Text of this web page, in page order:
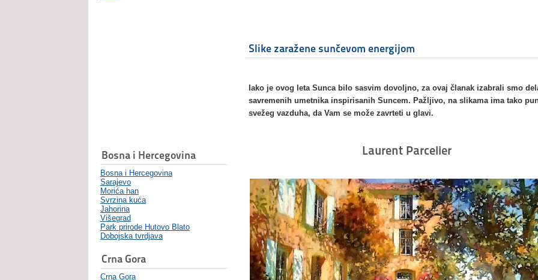
Bosna i Hercegovina
Bosna i Hercegovina
Sarajevo
Morića han
Svrzina kuća
Jahorina
Višegrad
Park prirode Hutovo Blato
Dobojska tvrdjava
Crna Gora
Crna Gora
Slike zaražene sunčevom energijom
Iako je ovog leta Sunca bilo sasvim dovoljno, za ovaj članak izabrali smo
savremenih umetnika inspirisanih Suncem. Pažljivo, na slikama ima tako
svežeg vazduha, da Vam se može zavrteti u glavi.
Laurent Parcelier